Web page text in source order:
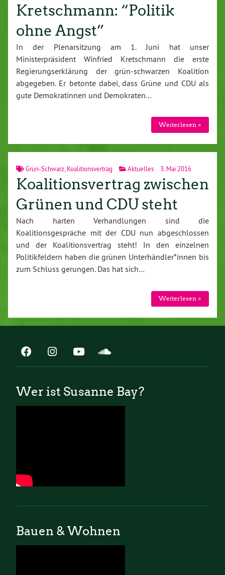
Kretschmann: “Politik
ohne Angst”
In der Plenarsitzung am 1. Juni hat unser
Ministerpräsident Winfried Kretschmann die erste
Regierungserklärung der grün-schwarzen Koalition
abgegeben. Er betonte dabei, dass Grüne und CDU als
gute Demokratinnen und Demokraten…
Weiterlesen »
Grün-Schwarz,Koalitionsvertrag Aktuelles 3. Mai 2016
Koalitionsvertrag zwischen
Grünen und CDU steht
Nach harten Verhandlungen sind die
Koalitionsgespräche mit der CDU nun abgeschlossen
und der Koalitionsvertrag steht! In den einzelnen
Politikfeldern haben die grünen Unterhändler*innen bis
zum Schluss gerungen. Das hat sich…
Weiterlesen »
Wer ist Susanne Bay?
Bauen & Wohnen